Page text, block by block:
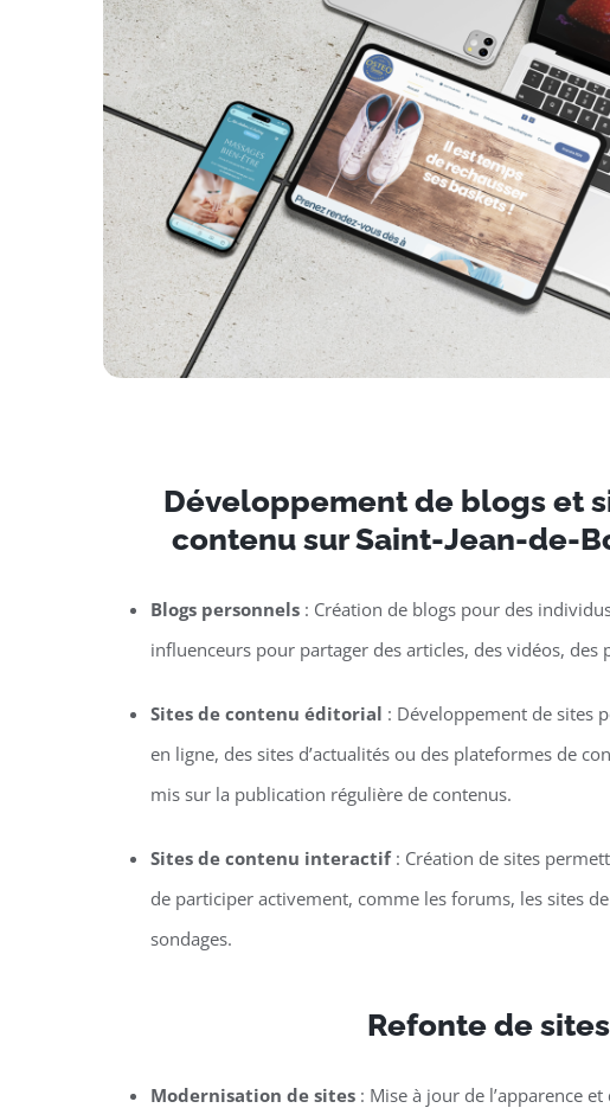
Développement de blogs et
contenu sur Saint-Jean-de-
Blogs personnels: Création de blogs pour des
influenceurs pour partager des articles, des vidéos, des
Sites de contenu éditorial : Développement de sites
en ligne, des sites d’actualités ou des plateformes de
mis sur la publication régulière de contenus.
Sites de contenu interactif: Création de sites
de participer activement, comme les forums, les sites
sondages.
Refonte de
Modernisation de sites: Mise à jour de l’apparence